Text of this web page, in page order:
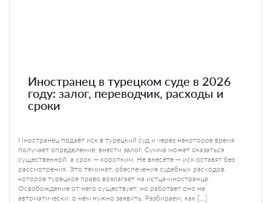
Иностранец в турецком суде в 2026
году: залог, переводчик, расходы и
сроки
Иностранец подаёт иск в турецкий суд и через некоторое время
получает определение: внести залог. Сумма может оказаться
существенной, а срок — коротким. Не внесёте — иск оставят без
рассмотрения. Это теминат, обеспечение судебных расходов,
которое турецкое право возлагает на истца-иностранца.
Освобождение от него существует, но работает оно не
автоматически: о нём нужно заявить. Разбираем, как […]